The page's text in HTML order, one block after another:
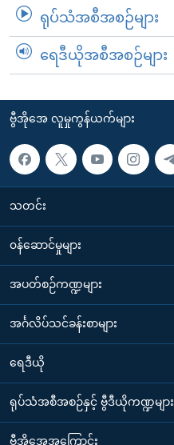
ရုပ်သံအစီအစဉ်များ
ရေဒီယိုအစီအစဉ်များ
ဗွီအိုအေ လူမှုကွန်ယက်များ
သတင်း
၀န်ဆောင်မှုများ
အပတ်စဉ်ကဏ္ဍများ
အင်္ဂလိပ်သင်ခန်းစာများ
ရေဒီယို
ရုပ်သံအစီအစဉ်နှင့် ဗွီဒီယိုကဏ္ဍများ
ဗွီအိုအေအကြောင်း